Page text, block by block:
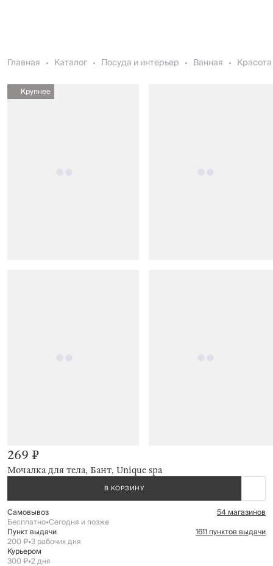
Главная Каталог Посуда и интерьер Ванная
Крупнее
Мочалка для тела, Бант, Unique spa
269 ₽
В КОРЗИНУ
Самовывоз 54 магазинов
Бесплатно•Сегодня и позже
Пункт выдачи 1611 пунктов выдачи
200 ₽•3 рабочих дня
Курьером
300 ₽•2 дня